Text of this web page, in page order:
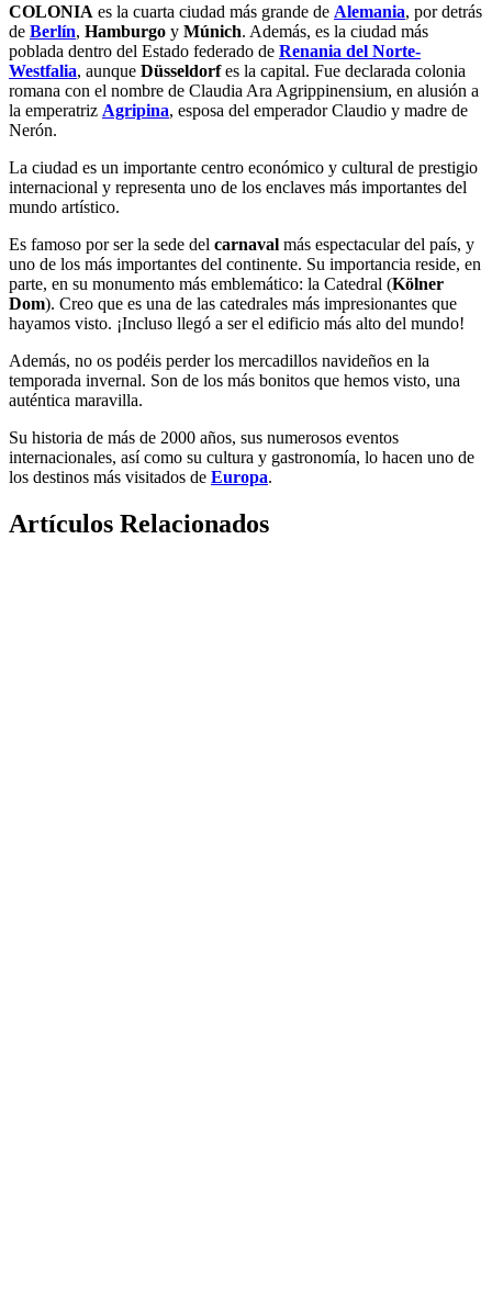
COLONIA es la cuarta ciudad más grande de Alemania, por detrás
de Berlín, Hamburgo y Múnich. Además, es la ciudad más
poblada dentro del Estado federado de Renania del Norte-
Westfalia, aunque Düsseldorfes la capital. Fue declarada colonia
romana con el nombre de Claudia Ara Agrippinensium, en alusión a
la emperatriz Agripina, esposa del emperador Claudio y madre de
Nerón.
La ciudad es un importante centro económico y cultural de prestigio
internacional y representa uno de los enclaves más importantes del
mundo artístico.
Es famoso por ser la sede del carnaval más espectacular del país, y
uno de los más importantes del continente. Su importancia reside, en
parte, en su monumento más emblemático: la Catedral (Kölner
Dom). Creo que es una de las catedrales más impresionantes que
hayamos visto. ¡Incluso llegó a ser el edificio más alto del mundo!
Además, no os podéis perder los mercadillos navideños en la
temporada invernal. Son de los más bonitos que hemos visto, una
auténtica maravilla.
Su historia de más de 2000 años, sus numerosos eventos
internacionales, así como su cultura y gastronomía, lo hacen uno de
los destinos más visitados de Europa.
Artículos Relacionados